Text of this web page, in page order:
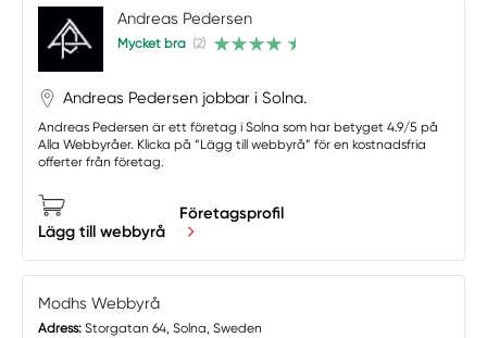
Andreas Pedersen
Mycket bra (2)
Andreas Pedersen jobbar i Solna.
Andreas Pedersen är ett företag i Solna som har betyget 4.9/5 på
Alla Webbyråer. Klicka på “Lägg till webbyrå” för en kostnadsfria
offerter från företag.
Lägg till webbyrå
Företagsprofil
Modhs Webbyrå
Adress:Storgatan 64, Solna, Sweden